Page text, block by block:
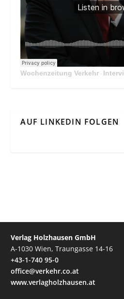
Wochenzeitung Verkehr · Interview
AUF LINKEDIN FOLGEN
Verlag Holzhausen GmbH
A-1030 Wien, Traungasse 14-16
+43-1-740 95-0
office@verkehr.co.at
www.verlagholzhausen.at